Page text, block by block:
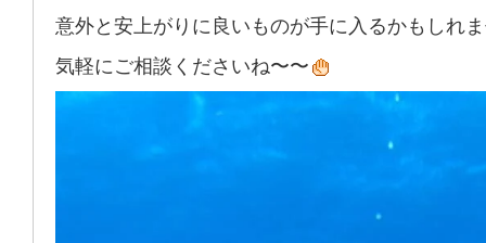
意外と安上がりに良いものが手に入るかもしれ
気軽にご相談くださいね〜〜